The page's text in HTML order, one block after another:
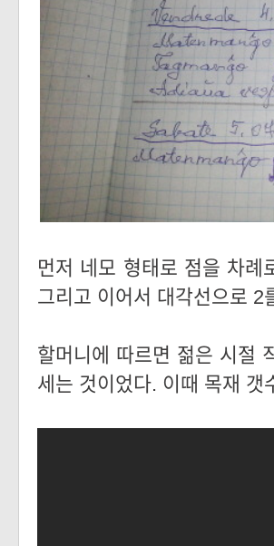
먼저 네모 형태로 점을 차
그리고 이어서 대각선으로
할머니에 따르면 젊은 시절
세는 것이었다. 이때 목재 갯